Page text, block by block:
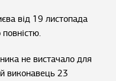
від 19 листопада
не вистачало для
виконавець 23